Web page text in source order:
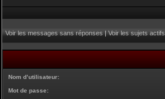
Voir les messages sans réponses|Voir les sujets actifs
Nom d’utilisateur:
Mot de passe: